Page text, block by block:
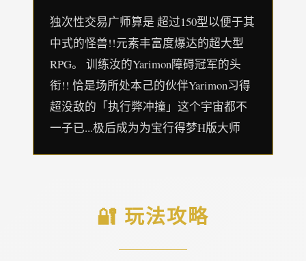
独次性交易广师算是 超过150型以便于其
中式的怪兽!!元素丰富度爆达的超大型
RPG。 训练汝的Yarimon障碍冠军的头
衔!! 恰是场所处本己的伙伴Yarimon习得
超没敌的「执行弊冲撞」这个宇宙都不
一子已...极后成为为宝行得梦H版大师
🔐 玩法攻略